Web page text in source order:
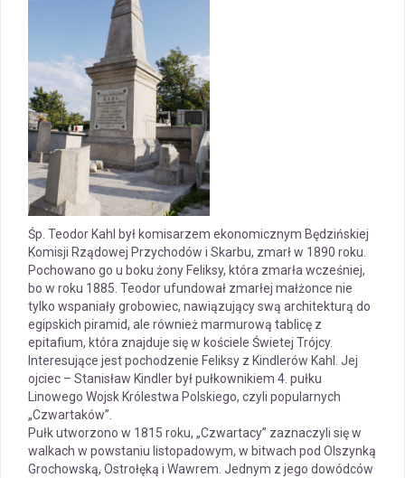
Śp. Teodor Kahl był komisarzem ekonomicznym Będzińskiej
Komisji Rządowej Przychodów i Skarbu, zmarł w 1890 roku.
Pochowano go u boku żony Feliksy, która zmarła wcześniej,
bo w roku 1885. Teodor ufundował zmarłej małżonce nie
tylko wspaniały grobowiec, nawiązujący swą architekturą do
egipskich piramid, ale również marmurową tablicę z
epitafium, która znajduje się w kościele Świetej Trójcy.
Interesujące jest pochodzenie Feliksy z Kindlerów Kahl. Jej
ojciec – Stanisław Kindler był pułkownikiem 4. pułku
Linowego Wojsk Królestwa Polskiego, czyli popularnych
„Czwartaków”.
Pułk utworzono w 1815 roku, „Czwartacy” zaznaczyli się w
walkach w powstaniu listopadowym, w bitwach pod Olszynką
Grochowską, Ostrołęką i Wawrem. Jednym z jego dowódców